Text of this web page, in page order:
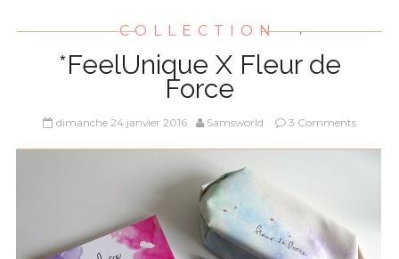
COLLECTION ,
*FeelUnique X Fleur de
Force
dimanche 24 janvier 2016 Samsworld 3 Comments